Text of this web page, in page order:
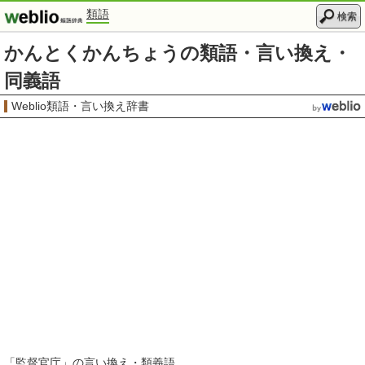
類語 検索
かんとくかんちょうの類語・言い換え・
同義語
Weblio類語・言い換え辞書